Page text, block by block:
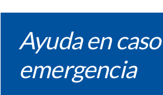
Ayuda en
emergencia